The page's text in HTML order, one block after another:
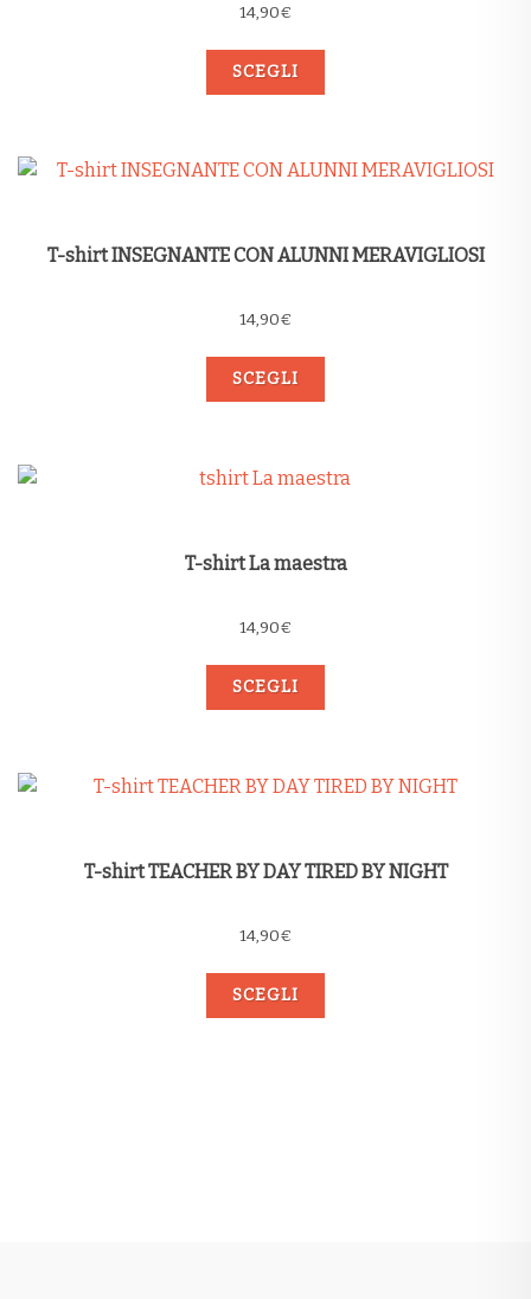
14,90€
SCEGLI
T-shirt INSEGNANTE CON ALUNNI MERAVIGLIOSI
14,90€
SCEGLI
T-shirt La maestra
14,90€
SCEGLI
T-shirt TEACHER BY DAY TIRED BY NIGHT
14,90€
SCEGLI